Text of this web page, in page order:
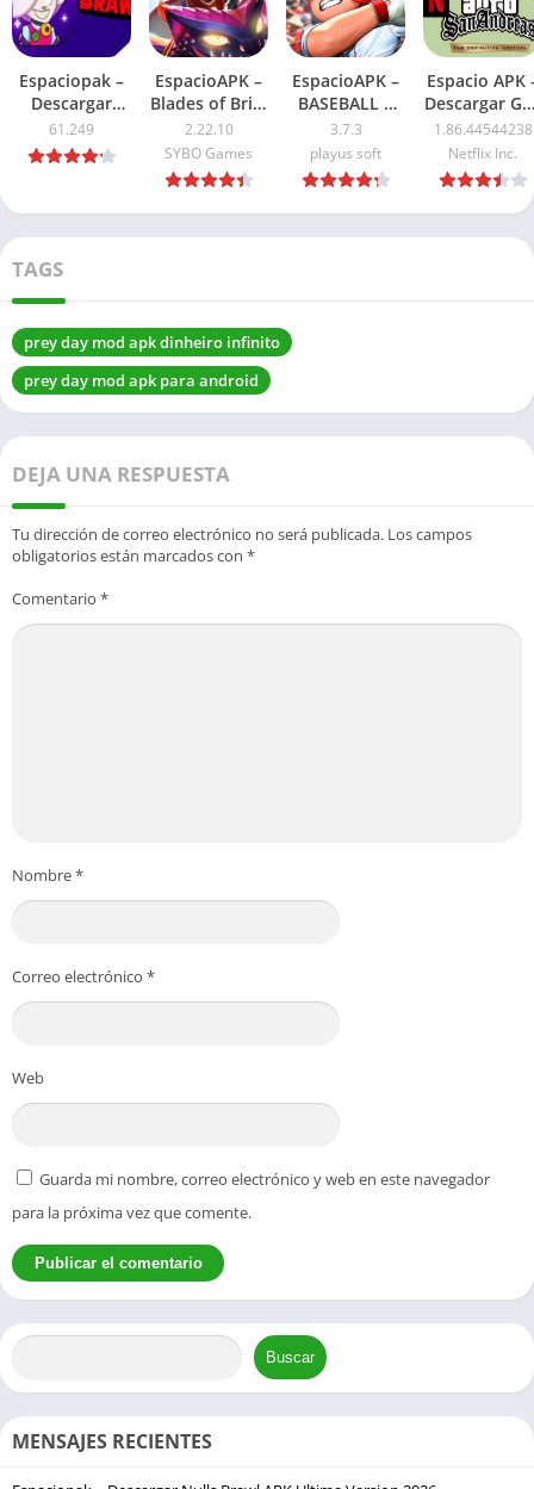
Espaciopak –
Descargar
Nulls Brawl
APK Ultima
Version 2026
61.249
EspacioAPK –
Blades of Brim
Mod APK
2026: Dinero
ilimitado
2.22.10
SYBO Games
EspacioAPK –
BASEBALL 9
APK Mod
Dinero
Ilimitado 2026
3.7.3
playus soft
Espacio APK
Descargar
San Andreas
NETFLIX APK
2026: Ultima
versión
1.86.44544238
Netflix Inc.
TAGS
prey day mod apk dinheiro infinito
prey day mod apk para android
DEJA UNA RESPUESTA
Tu dirección de correo electrónico no será publicada. Los campos
obligatorios están marcados con *
Comentario *
Nombre*
Correo electrónico *
Web
Guarda mi nombre, correo electrónico y web en este navegador
para la próxima vez que comente.
Buscar
MENSAJES RECIENTES